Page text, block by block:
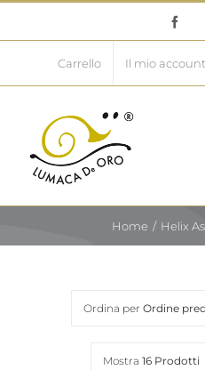
al
contenutoCarrello Il mio account
Home Helix
Ordina per Ordine
Mostra 16 Prodotti